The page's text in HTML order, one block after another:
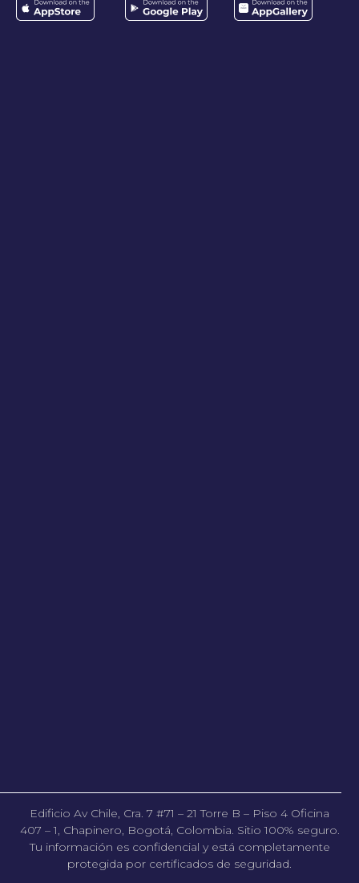
Edificio Av Chile, Cra. 7 #71 – 21 Torre B – Piso 4 Oficina
407 – 1, Chapinero, Bogotá, Colombia. Sitio 100% seguro.
Tu información es confidencial y está completamente
protegida por certificados de seguridad.